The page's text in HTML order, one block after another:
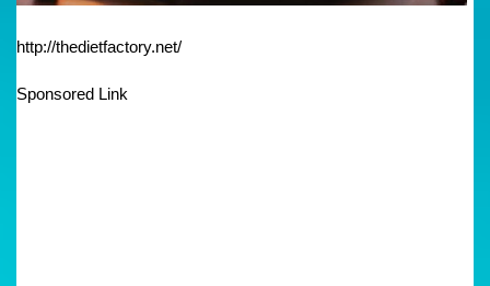
http://thedietfactory.net/
Sponsored Link